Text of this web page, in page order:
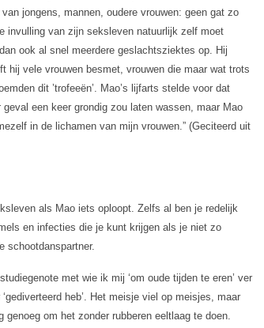
jongens, mannen, oudere vrouwen: geen gat zo
invulling van zijn seksleven natuurlijk zelf moet
ook al snel meerdere geslachtsziektes op. Hij
hij vele vrouwen besmet, vrouwen die maar wat trots
dit ’trofeeën’. Mao’s lijfarts stelde voor dat
een keer grondig zou laten wassen, maar Mao
in de lichamen van mijn vrouwen.” (Geciteerd uit
als Mao iets oploopt. Zelfs al ben je redelijk
en infecties die je kunt krijgen als je niet zo
schootdanspartner.
met wie ik mij ‘om oude tijden te eren’ ver
heb’. Het meisje viel op meisjes, maar
om het zonder rubberen eeltlaag te doen.